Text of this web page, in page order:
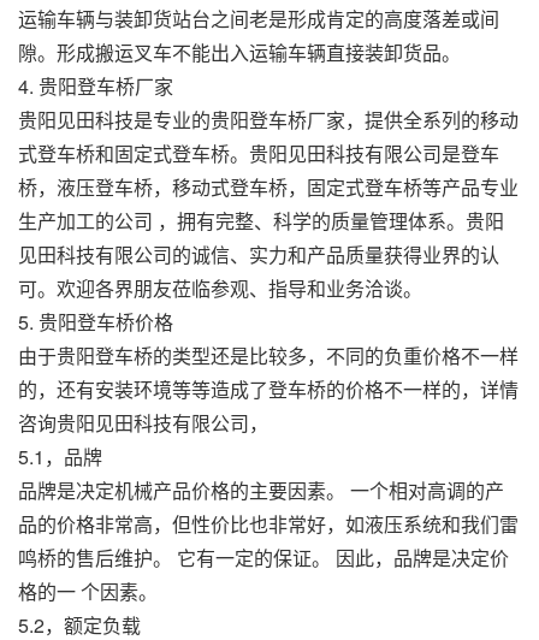
运输车辆与装卸货站台之间老是形成肯定的高度落差或间
隙。形成搬运叉车不能出入运输车辆直接装卸货品。
4. 贵阳登车桥厂家
贵阳见田科技是专业的贵阳登车桥厂家，提供全系列的移动
式登车桥和固定式登车桥。贵阳见田科技有限公司是登车
桥，液压登车桥，移动式登车桥，固定式登车桥等产品专业
生产加工的公司 ，拥有完整、科学的质量管理体系。贵阳
见田科技有限公司的诚信、实力和产品质量获得业界的认
可。欢迎各界朋友莅临参观、指导和业务洽谈。
5. 贵阳登车桥价格
由于贵阳登车桥的类型还是比较多，不同的负重价格不一样
的，还有安装环境等等造成了登车桥的价格不一样的，详情
咨询贵阳见田科技有限公司，
5.1，品牌
品牌是决定机械产品价格的主要因素。 一个相对高调的产
品的价格非常高，但性价比也非常好，如液压系统和我们雷
鸣桥的售后维护。 它有一定的保证。 因此，品牌是决定价
格的一 个因素。
5.2，额定负载